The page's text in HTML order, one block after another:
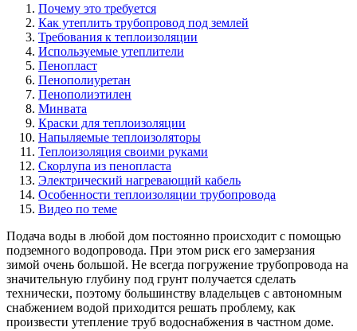
Почему это требуется
Как утеплить трубопровод под землей
Требования к теплоизоляции
Используемые утеплители
Пенопласт
Пенополиуретан
Пенополиэтилен
Минвата
Краски для теплоизоляции
Напыляемые теплоизоляторы
Теплоизоляция своими руками
Скорлупа из пенопласта
Электрический нагревающий кабель
Особенности теплоизоляции трубопровода
Видео по теме
Подача воды в любой дом постоянно происходит с помощью
подземного водопровода. При этом риск его замерзания
зимой очень большой. Не всегда погружение трубопровода на
значительную глубину под грунт получается сделать
технически, поэтому большинству владельцев с автономным
снабжением водой приходится решать проблему, как
произвести утепление труб водоснабжения в частном доме.